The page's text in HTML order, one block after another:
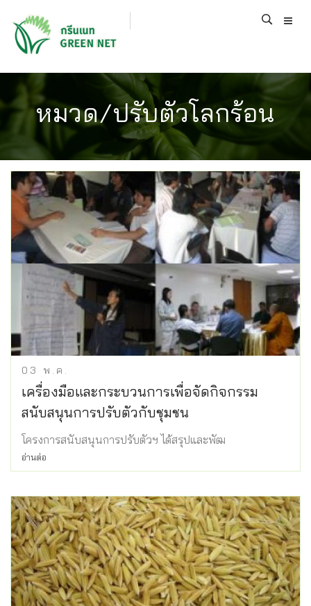
หมวด/ปรับตัวโลกร้อน
03 พ.ค.
เครื่องมือและกระบวนการเพื่อจัดกิจกรรม
สนับสนุนการปรับตัวกับชุมชน
โครงการสนับสนุนการปรับตัวฯ ได้สรุปและพัฒ
อ่านต่อ